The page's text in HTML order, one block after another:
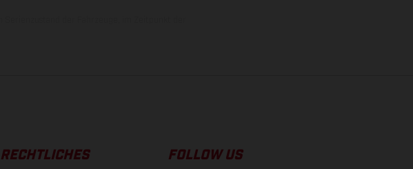
RECHTLICHES FOLLOW US